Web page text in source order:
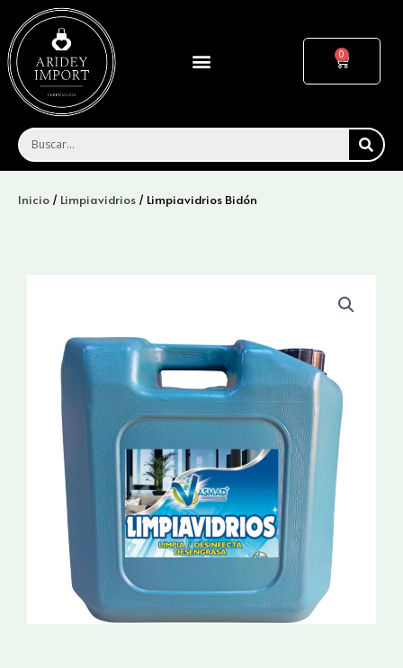
contenido
Menu Cart
Inicio / Limpiavidrios / Limpiavidrios Bidón